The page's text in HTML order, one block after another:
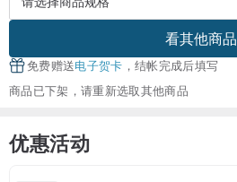
看其他商品
免费赠送电子贺卡 ，结帐完成后填写
商品已下架，请重新选取其他商品
优惠活动